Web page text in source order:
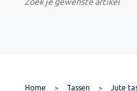
Custom Made Projecten
Home > Tassen > Jute